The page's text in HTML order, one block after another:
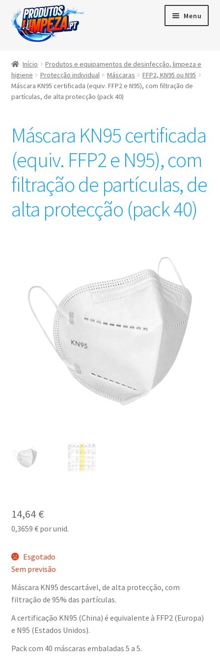
Menu
Produtos
Área de cliente
Português
Início
Produtos e equipamentos de desinfecção, limpeza e
higiene
Protecção individual Máscaras
FFP2, KN95 ou N95
Máscara KN95 certificada (equiv. FFP2 e N95), com filtração de
partículas, de alta protecção (pack 40)
Máscara KN95 certificada
(equiv. FFP2 e N95), com
filtração de partículas, de
alta protecção (pack 40)
14,64 €
0,3659 €por unid.
Esgotado
Sem previsão
Máscara KN95 descartável, de alta protecção, com
filtração de 95% das partículas.
A certificação KN95 (China) é equivalente à FFP2 (Europa)
e N95 (Estados Unidos).
Pack com 40 máscaras embaladas 5 a 5.